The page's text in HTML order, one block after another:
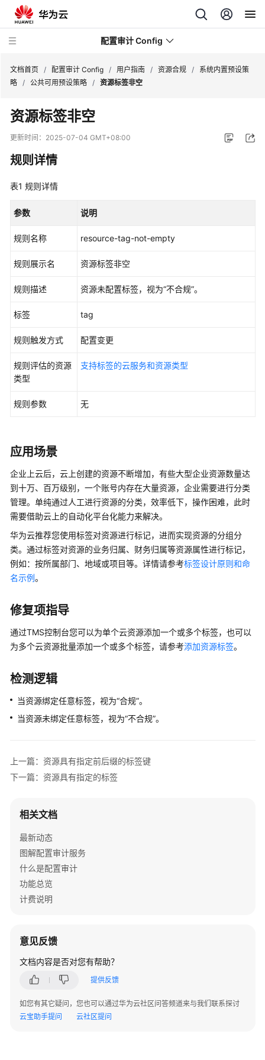
配置审计 Config
最
新
动
品
绍
快
入
户
南
资
清
单
源
录
器
资
源
合
规
合
概
述
资
合
规
组
织
规
规
则
看
不
合
源
合
规
则
修
文档首页 / 配置审计 Config / 用户指南 / 资源合规 /
系统内置预设策
略 / 公共可用预设策略 / 资源标签非空
资源标签非空
更新时间： 2025-07-04 GMT+08:00
规则详情
表1 规则详情
参数 说明
规则名称 resource-tag-not-empty
规则展示名 资源标签非空
规则描述 资源未配置标签，视为“不合规”。
标签 tag
规则触发方式 配置变更
规则评估的资源
类型
支持标签的云服务和资源类型
规则参数 无
应用场景
企业上云后，云上创建的资源不断增加，有些大型企业资源数量达
到十万、百万级别，一个账号内存在大量资源，企业需要进行分类
管理。单纯通过人工进行资源的分类，效率低下，操作困难，此时
需要借助云上的自动化平台化能力来解决。
华为云推荐您使用标签对资源进行标记，进而实现资源的分组分
类。通过标签对资源的业务归属、财务归属等资源属性进行标记，
例如：按所属部门、地域或项目等。详情请参考标签设计原则和命
名示例。
修复项指导
通过TMS控制台您可以为单个云资源添加一个或多个标签，也可以
为多个云资源批量添加一个或多个标签，请参考添加资源标签。
检测逻辑
当资源绑定任意标签，视为“合规”。
当资源未绑定任意标签，视为“不合规”。
上一篇：资源具有指定前后缀的标签键
下一篇：资源具有指定的标签
相关文档
最新动态
图解配置审计服务
什么是配置审计
功能总览
计费说明
意见反馈
文档内容是否对您有帮助？
提供反馈
如您有其它疑问，您也可以通过华为云社区问答频道来与我们联系探讨
云宝助手提问
云社区提问